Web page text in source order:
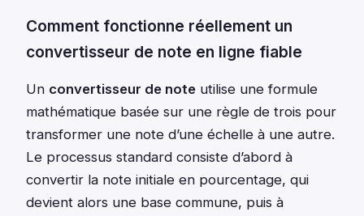
Comment fonctionne réellement un
convertisseur de note en ligne fiable
Un convertisseur de note utilise une formule
mathématique basée sur une règle de trois pour
transformer une note d’une échelle à une autre.
Le processus standard consiste d’abord à
convertir la note initiale en pourcentage, qui
devient alors une base commune, puis à